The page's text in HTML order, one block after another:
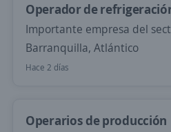
Operador de
Importante empresa del
Barranquilla, Atlántico
Hace 2 días
Operarios de producción